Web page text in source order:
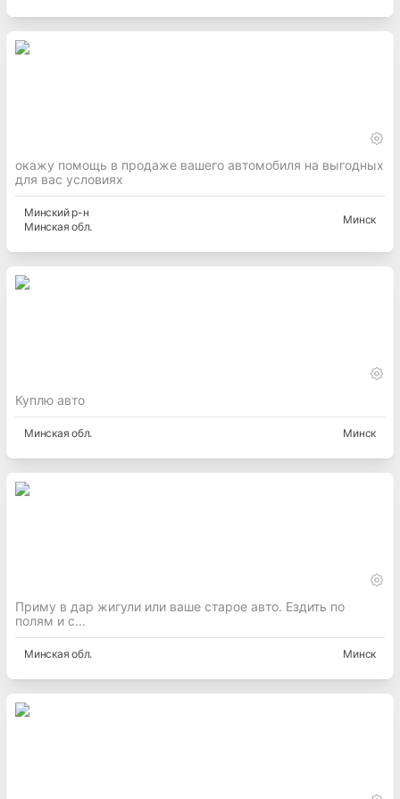
окажу помощь в продаже вашего автомобиля на выгодных
для вас условиях
Минскийр-н
Минская обл.
Минск
Куплю авто
Минская обл. Минск
Приму в дар жигули или ваше старое авто. Ездить по
полям и с...
Минская обл. Минск